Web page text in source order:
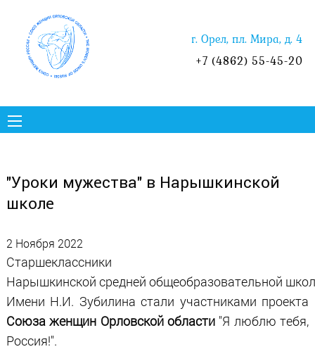
г. Орел, пл. Мира, д. 4
+7 (4862) 55-45-20
"Уроки мужества" в Нарышкинской
школе
2 Ноября 2022
Старшеклассники
Нарышкинской средней общеобразовательной
Имени Н.И. Зубилина стали участниками проекта
Союза женщин Орловской области "Я люблю тебя,
Россия!".